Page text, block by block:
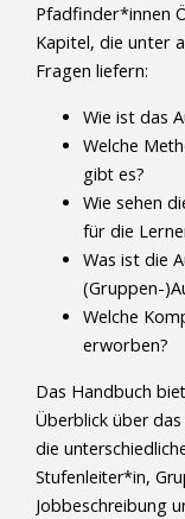
Pfadfinder*innen
Kapitel, die unter
Fragen liefern:
Wie ist das
Welche
gibt es?
Wie sehen
für die
Was ist die
(Gruppen-
Welche
erworben?
Das Handbuch
Überblick über
die
Stufenleiter*in,
Jobbeschreibung